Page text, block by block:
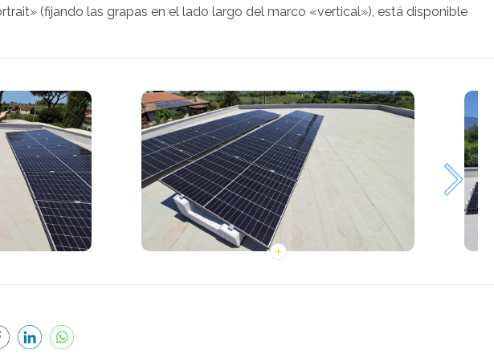
(fijando las grapas en el lado largo del marco «vertical»), está disponible